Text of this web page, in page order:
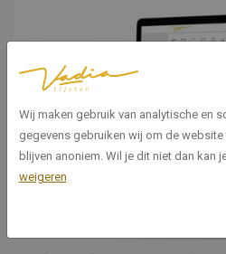
Wij maken gebruik van analytische en
gegevens gebruiken wij om de
blijven anoniem. Wil je dit niet dan kan
weigeren